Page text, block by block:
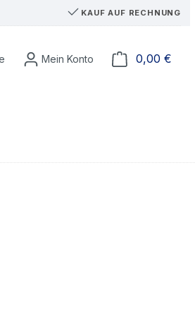
KAUF AUF RECHNUNG
dem Merkzettel 0,00 €